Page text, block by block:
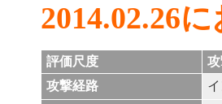
2014.02.26
評価尺度
攻撃経路